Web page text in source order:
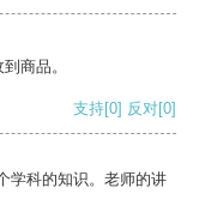
商品。
支持[0] 反对[0]
学科的知识。老师的讲